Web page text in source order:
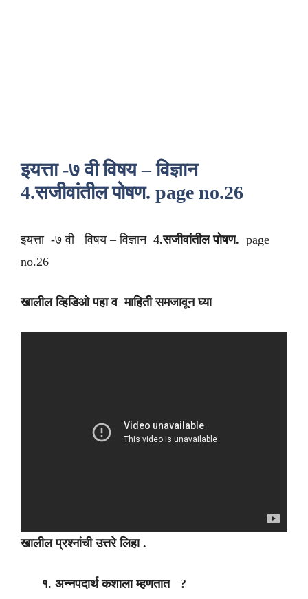
इयत्ता -७ वी विषय – विज्ञान
4.सजीवांतील पोषण. page no.26
इयत्ता -७ वी विषय – विज्ञान 4.सजीवांतील पोषण. page
no.26
खालील व्हिडिओ पहा व माहिती समजावून घ्या
खालील प्रश्नांची उत्तरे लिहा .
१. अन्नपदार्थ कशाला म्हणतात ?